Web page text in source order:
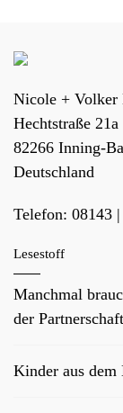
Nicole + Volker
Hechtstraße 21a
82266 Inning-
Deutschland
Telefon: 08143
Lesestoff
Manchmal
der
Kinder aus dem